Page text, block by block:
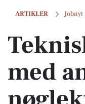
ARTIKLER Jobnyt
Teknisk salgsrolle
med